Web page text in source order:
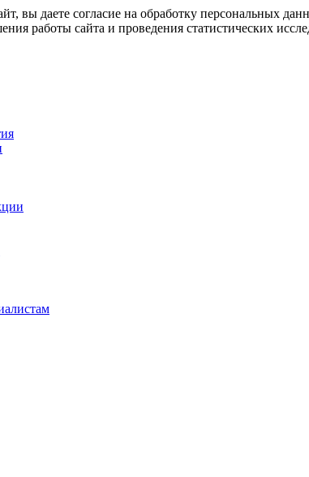
вы даете согласие на обработку персональных
работы сайта и проведения статистических